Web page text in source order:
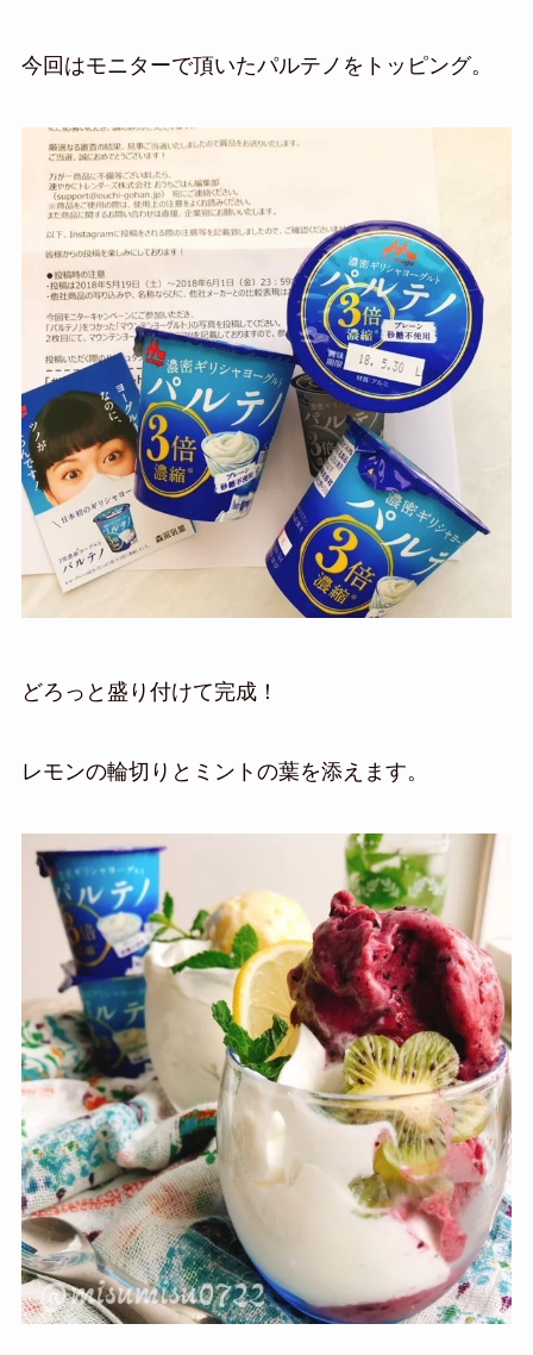
今回はモニターで頂いたパルテノをトッピング。
どろっと盛り付けて完成！
レモンの輪切りとミントの葉を添えます。